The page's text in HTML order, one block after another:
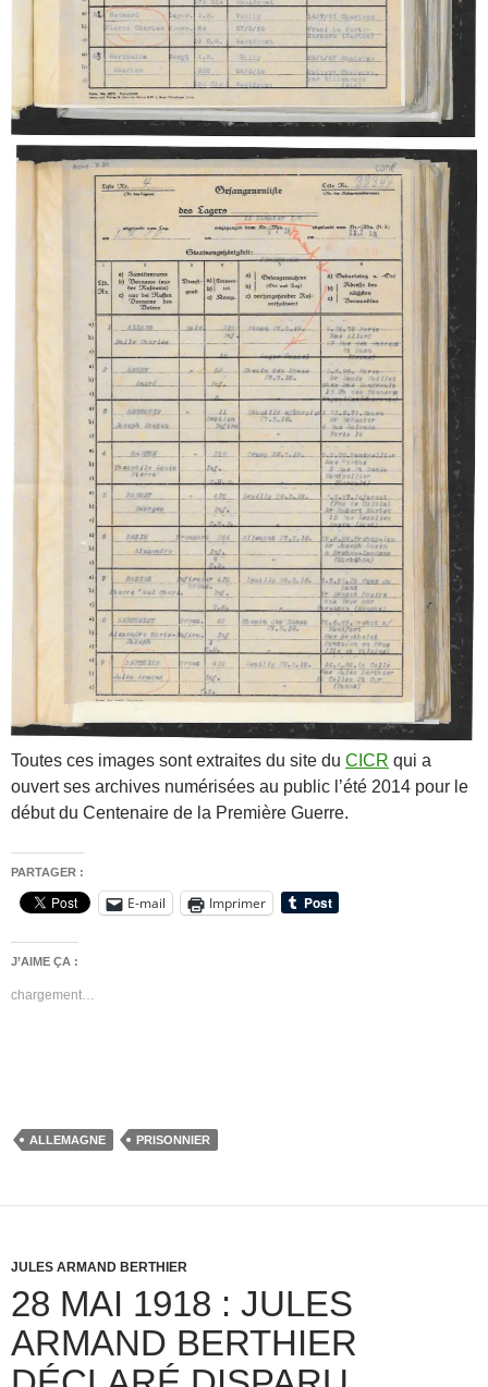
Toutes ces images sont extraites du site du CICR qui a
ouvert ses archives numérisées au public l’été 2014 pour le
début du Centenaire de la Première Guerre.
PARTAGER :
E-mail Imprimer
J’AIME ÇA :
chargement…
ALLEMAGNE PRISONNIER
JULES ARMAND BERTHIER
28 MAI 1918 : JULES
ARMAND BERTHIER